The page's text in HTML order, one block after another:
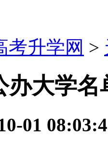
考升学网 >
办大学名
01